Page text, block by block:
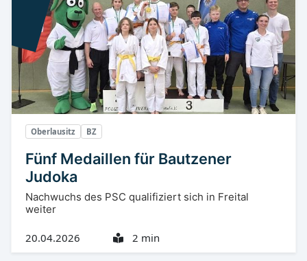
Oberlausitz BZ
Fünf Medaillen für Bautzener
Judoka
Nachwuchs des PSC qualifiziert sich in Freital
weiter
20.04.2026 2 min